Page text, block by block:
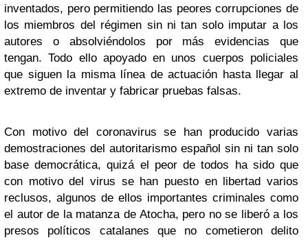
inventados, pero permitiendo las peores corrupciones de
los miembros del régimen sin ni tan solo imputar a los
autores o absolviéndolos por más evidencias que
tengan. Todo ello apoyado en unos cuerpos policiales
que siguen la misma línea de actuación hasta llegar al
extremo de inventar y fabricar pruebas falsas.
Con motivo del coronavirus se han producido varias
demostraciones del autoritarismo español sin ni tan solo
base democrática, quizá el peor de todos ha sido que
con motivo del virus se han puesto en libertad varios
reclusos, algunos de ellos importantes criminales como
el autor de la matanza de Atocha, pero no se liberó a los
presos políticos catalanes que no cometieron delito